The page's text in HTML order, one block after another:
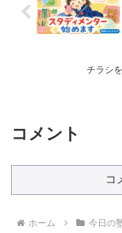
チラシ
コメント
コ
ホーム 今日の